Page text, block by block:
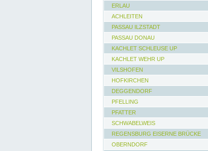
ERLAU
ACHLEITEN
PASSAU ILZSTADT
PASSAU DONAU
KACHLET SCHLEUSE UP
KACHLET WEHR UP
VILSHOFEN
HOFKIRCHEN
DEGGENDORF
PFELLING
PFATTER
SCHWABELWEIS
REGENSBURG EISERNE BRÜCKE
OBERNDORF